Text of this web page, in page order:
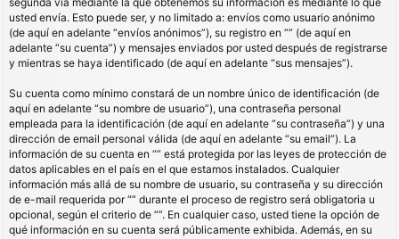
usted envía. Esto puede ser, y no limitado a: envíos como usuario anónimo
(de aquí en adelante “envíos anónimos”), su registro en “” (de aquí en
adelante “su cuenta”) y mensajes enviados por usted después de registrarse
y mientras se haya identificado (de aquí en adelante “sus mensajes”).
Su cuenta como mínimo constará de un nombre único de identificación (de
aquí en adelante “su nombre de usuario”), una contraseña personal
empleada para la identificación (de aquí en adelante “su contraseña”) y una
dirección de email personal válida (de aquí en adelante “su email”). La
información de su cuenta en “” está protegida por las leyes de protección de
datos aplicables en el país en el que estamos instalados. Cualquier
información más allá de su nombre de usuario, su contraseña y su dirección
de e-mail requerida por “” durante el proceso de registro será obligatoria u
opcional, según el criterio de “”. En cualquier caso, usted tiene la opción de
qué información en su cuenta será públicamente exhibida. Además, en su